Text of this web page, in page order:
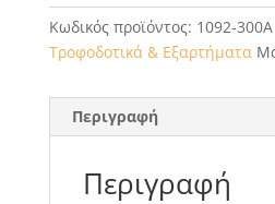
Κωδικός προϊόντος: 1092-300A
Τροφοδοτικά & Εξαρτήματα
Περιγραφή
Περιγραφή